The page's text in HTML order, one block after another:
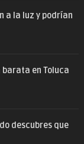
a la luz y podrían
barata en Toluca
descubres que